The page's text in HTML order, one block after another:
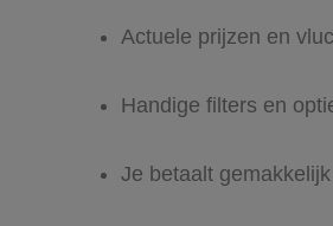
Actuele prijzen en
Handige filters en
Je betaalt